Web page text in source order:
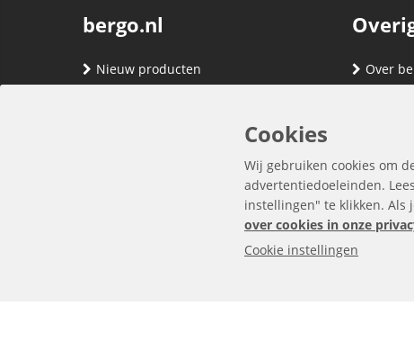
bergo.nl
Nieuw producten
Over
Cookies
Wij gebruiken cookies om
advertentiedoeleinden.
instellingen" te klikken. Als
over cookies in onze
Cookie instellingen